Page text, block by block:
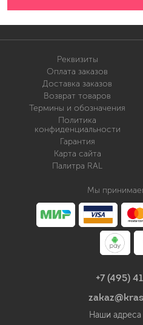
Реквизиты
Оплата заказов
Доставка заказов
Возврат товаров
Термины и обозначения
Политика
конфиденциальности
Гарантия
Карта сайта
Палитра RAL
Мы
+7 (495)
Наши